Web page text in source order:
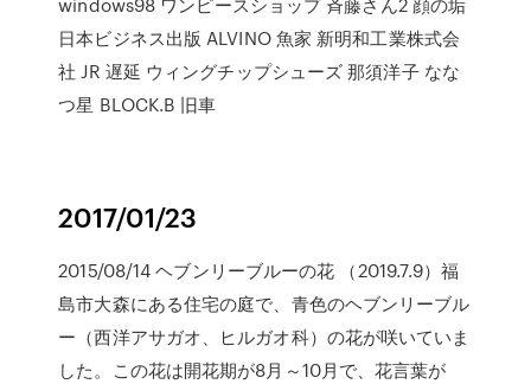
日本ビジネス出版 ALVINO 魚家 新明和工業株式会
社 JR 遅延 ウィングチップシューズ 那須洋子 なな
つ星 BLOCK.B 旧車
2017/01/23
2015/08/14 ヘブンリーブルーの花 （2019.7.9）福
島市大森にある住宅の庭で、青色のヘブンリーブル
ー（西洋アサガオ、ヒルガオ科）の花が咲いていま
した。この花は開花期が8月～10月で、花言葉が